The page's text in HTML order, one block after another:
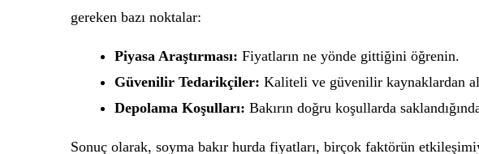
gereken bazı noktalar:
Piyasa Araştırması: Fiyatların ne yönde gittiğini öğrenin.
Güvenilir Tedarikçiler: Kaliteli ve güvenilir kaynaklardan
Depolama Koşulları: Bakırın doğru koşullarda
Sonuç olarak, soyma bakır hurda fiyatları, birçok faktörün